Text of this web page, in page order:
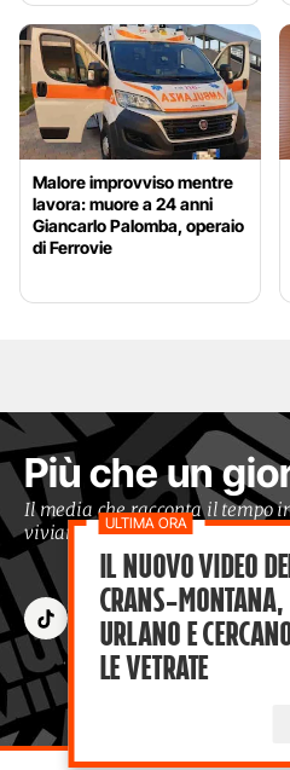
Malore improvviso mentre
lavora: muore a 24 anni
Giancarlo Palomba, operaio
di Ferrovie
Più che un
Il media che racconta il tempo
viviamo con occhi moderni
Il nuovo video
Crans-
Urlano e
le vetrate